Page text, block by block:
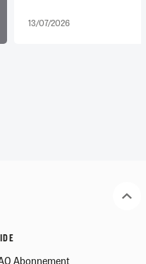
13/07/2026
Abonnement